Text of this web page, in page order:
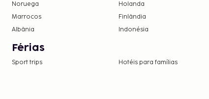
Noruega
Holanda
Marrocos
Finlândia
Albânia
Indonésia
Férias
Sport trips Hotéis para famílias